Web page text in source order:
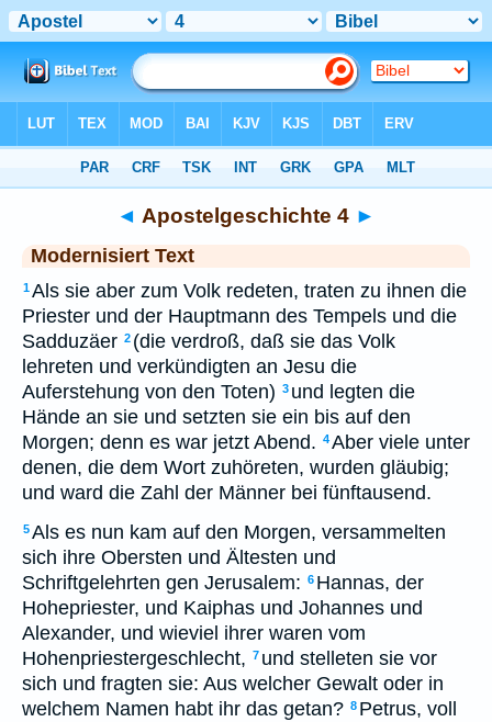
◄ Apostelgeschichte 4 ►
Modernisiert Text
1Als sie aber zum Volk redeten, traten zu ihnen die
Priester und der Hauptmann des Tempels und die
Sadduzäer 2 (die verdroß, daß sie das Volk
lehreten und verkündigten an Jesu die
Auferstehung von den Toten) 3 und legten die
Hände an sie und setzten sie ein bis auf den
Morgen; denn es war jetzt Abend. 4Aber viele unter
denen, die dem Wort zuhöreten, wurden gläubig;
und ward die Zahl der Männer bei fünftausend.
5Als es nun kam auf den Morgen, versammelten
sich ihre Obersten und Ältesten und
Schriftgelehrten gen Jerusalem: 6 Hannas, der
Hohepriester, und Kaiphas und Johannes und
Alexander, und wieviel ihrer waren vom
Hohenpriestergeschlecht, 7 und stelleten sie vor
sich und fragten sie: Aus welcher Gewalt oder in
welchem Namen habt ihr das getan? 8 Petrus, voll